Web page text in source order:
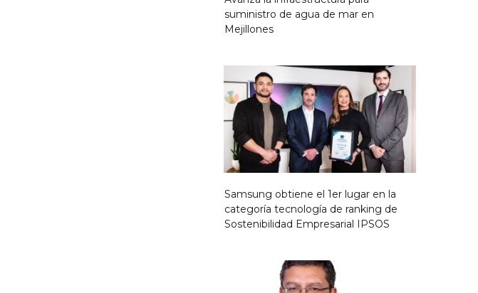
suministro de agua de mar en
Mejillones
Samsung obtiene el 1er lugar en la
categoría tecnología de ranking de
Sostenibilidad Empresarial IPSOS